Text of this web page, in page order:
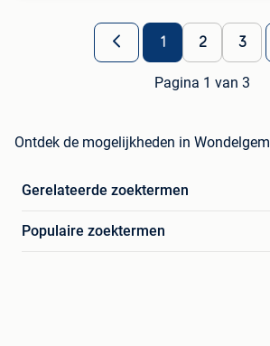
1 2 3
Pagina 1 van 3
Ontdek de mogelijkheden in Wondelgem
Gerelateerde zoektermen
Populaire zoektermen